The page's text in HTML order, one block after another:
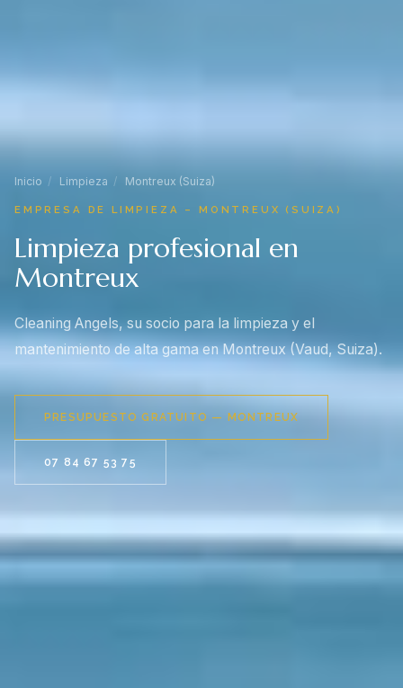
Inicio / Limpieza / Montreux (Suiza)
EMPRESA DE LIMPIEZA – MONTREUX (SUIZA)
Limpieza profesional en
Montreux
Cleaning Angels, su socio para la limpieza y el
mantenimiento de alta gama en Montreux (Vaud, Suiza).
PRESUPUESTO GRATUITO — MONTREUX
07 84 67 53 75